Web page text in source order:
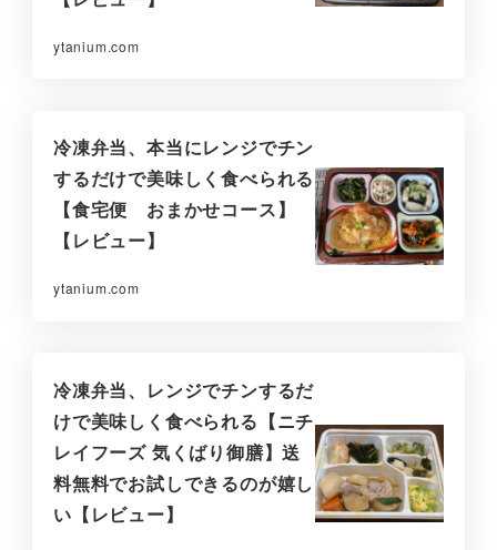
ytanium.com
冷凍弁当、本当にレンジでチン
するだけで美味しく食べられる
【食宅便 おまかせコース】
【レビュー】
ytanium.com
冷凍弁当、レンジでチンするだ
けで美味しく食べられる【ニチ
レイフーズ 気くばり御膳】送
料無料でお試しできるのが嬉し
い【レビュー】